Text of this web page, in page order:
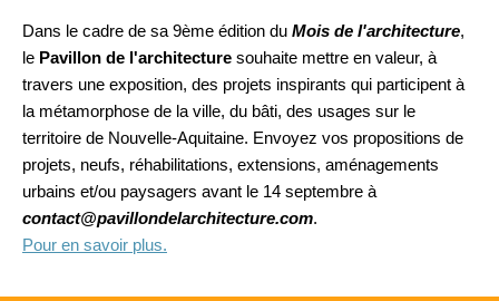
Dans le cadre de sa 9ème édition du Mois de l'architecture,
le Pavillon de l'architecture souhaite mettre en valeur, à
travers une exposition, des projets inspirants qui participent à
la métamorphose de la ville, du bâti, des usages sur le
territoire de Nouvelle-Aquitaine. Envoyez vos propositions de
projets, neufs, réhabilitations, extensions, aménagements
urbains et/ou paysagers avant le 14 septembre à
contact@pavillondelarchitecture.com.
Pour en savoir plus.